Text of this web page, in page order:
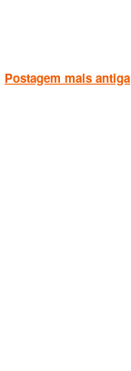
Postagem mais antiga